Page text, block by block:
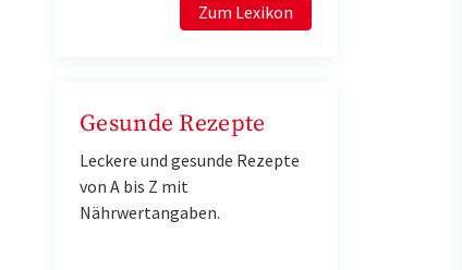
Zum Lexikon
Gesunde Rezepte
Leckere und gesunde Rezepte
von A bis Z mit
Nährwertangaben.